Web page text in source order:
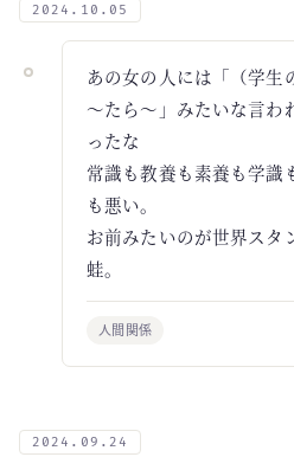
2024.10.05
あの女の人には「（学生
～たら～」みたいな言わ
ったな
常識も教養も素養も学識
も悪い。
お前みたいのが世界スタ
蛙。
人間関係
2024.09.24